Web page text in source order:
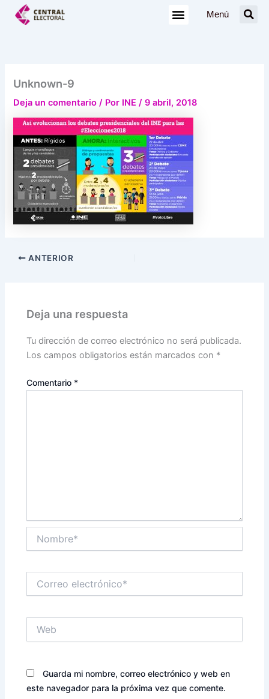
Menú
Unknown-9
Deja un comentario / Por INE/9 abril, 2018
ANTERIOR
Deja una respuesta
Tu dirección de correo electrónico no será publicada.
Los campos obligatorios están marcados con *
Comentario *
electrónico*
Guarda mi nombre, correo electrónico y web en
este navegador para la próxima vez que comente.